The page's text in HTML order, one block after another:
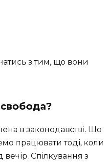
з тим, що вони
в законодавстві. Що
працювати тоді, коли
Спілкування з